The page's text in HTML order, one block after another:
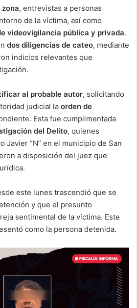
, entrevistas a personas
de la víctima, así como
videovigilancia pública y privada.
dos diligencias de cateo, mediante
indicios relevantes que
al probable autor, solicitando
judicial la orden de
Esta fue cumplimentada
del Delito, quienes
Javier “N” en el municipio de San
a disposición del juez que
este lunes trascendió que se
y que el presunto
sentimental de la víctima. Este
como la persona detenida.